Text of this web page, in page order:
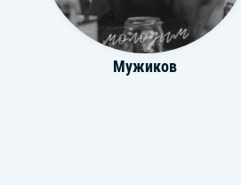
Мужиков